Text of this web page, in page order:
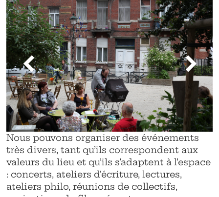
Nous pouvons organiser des événements
très divers, tant qu’ils correspondent aux
valeurs du lieu et qu’ils s’adaptent à l’espace
: concerts, ateliers d’écriture, lectures,
ateliers philo, réunions de collectifs,